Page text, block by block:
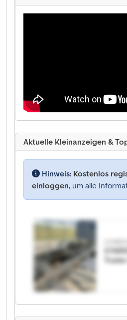
Aktuelle Kleinanzeigen &
Hinweis: Kostenlos
einloggen, um alle